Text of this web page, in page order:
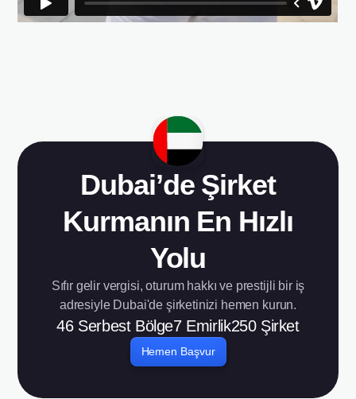
Dubai’de Şirket
Kurmanın En Hızlı
Yolu
Sıfır gelir vergisi, oturum hakkı ve prestijli bir iş
adresiyle Dubai'de şirketinizi hemen kurun.
46Serbest Bölge7Emirlik250Şirket
Hemen Başvur